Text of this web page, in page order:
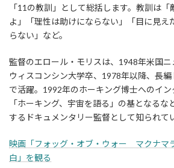
「11の教訓」として総括します。教訓は
よ」「理性は助けにならない」「目に見え
らない」など。
監督のエロール・モリスは、1948年米国ニ
ウィスコンシン大学卒、1978年以降、長
で活躍。1992年のホーキング博士へのイ
「ホーキング、宇宙を語る」の基となるな
するドキュメンタリー監督として知られて
映画「フォッグ・オブ・ウォー マクナマ
白」を観る